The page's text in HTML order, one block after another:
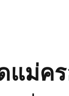
แม่ค